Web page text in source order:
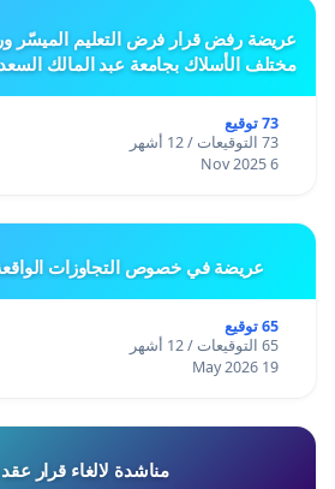
عريضة رفض قرار فرض التعليم الميسّر
مختلف الأسلاك بجامعة عبد المالك
73 توقيع
73 التوقيعات / 12 أشهر
6 Nov 2025
عريضة في خصوص التجاوزات
65 توقيع
65 التوقيعات / 12 أشهر
19 May 2026
مناشدة لالغاء قرار